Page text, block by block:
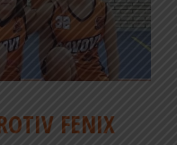
FENIX